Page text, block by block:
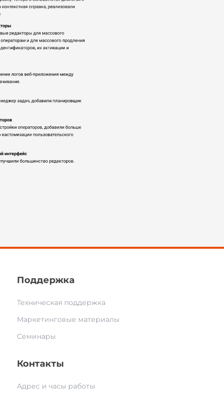
Поддержка
Техническая поддержка
Маркетинговые материалы
Семинары
Контакты
Адрес и часы работы